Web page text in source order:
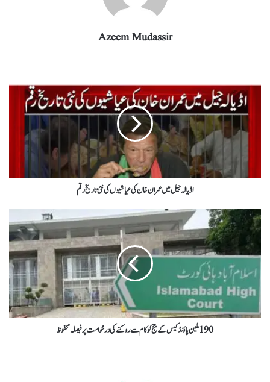
Azeem Mudassir
اڈیالہ جیل میں عمران خان کی عیاشیوں کی نئی تاریخ رقم
190 ملین پاؤنڈ کیس کے جج کو کام سے روکنے کی درخواست پر فیصلہ محفوظ